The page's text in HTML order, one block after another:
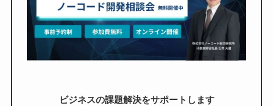
ビジネスの課題解決をサポートします